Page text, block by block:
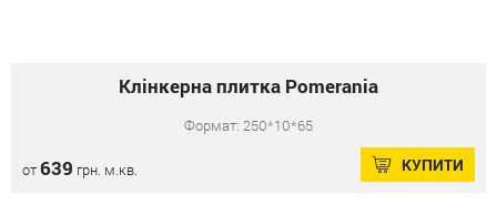
Клінкерна плитка Pomerania
Формат: 250*10*65
от639 грн. м.кв. КУПИТИ